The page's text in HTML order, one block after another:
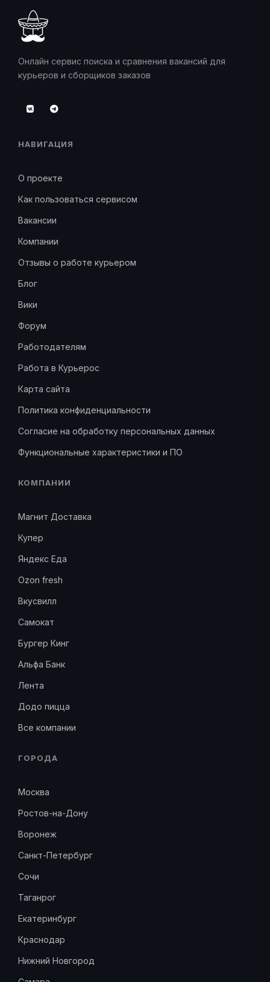
Онлайн сервис поиска и сравнения вакансий для
курьеров и сборщиков заказов
НАВИГАЦИЯ
О проекте
Как пользоваться сервисом
Вакансии
Компании
Отзывы о работе курьером
Блог
Вики
Форум
Работодателям
Работа в Курьерос
Карта сайта
Политика конфиденциальности
Согласие на обработку персональных данных
Функциональные характеристики и ПО
КОМПАНИИ
Магнит Доставка
Купер
Яндекс Еда
Ozon fresh
Вкусвилл
Самокат
Бургер Кинг
Альфа Банк
Лента
Додо пицца
Все компании
ГОРОДА
Москва
Ростов-на-Дону
Воронеж
Санкт-Петербург
Сочи
Таганрог
Екатеринбург
Краснодар
Нижний Новгород